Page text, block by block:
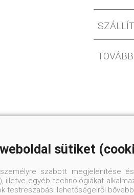
sütiket
személyre szabott megjelenítése
illetve egyéb technológiákat
testreszabási lehetőségeiről